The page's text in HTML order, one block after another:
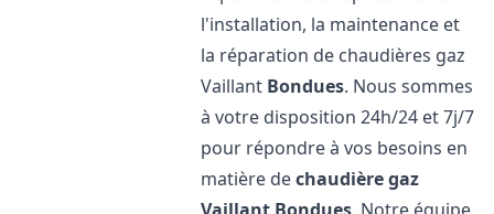
l'installation, la maintenance et
la réparation de chaudières gaz
Vaillant Bondues. Nous sommes
à votre disposition 24h/24 et 7j/7
pour répondre à vos besoins en
matière dechaudière gaz